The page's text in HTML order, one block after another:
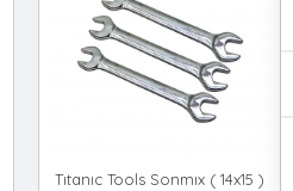
Tıtanıc Tools Sonmıx ( 14x15 )